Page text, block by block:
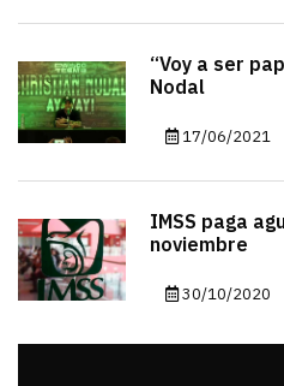
“Voy a ser
Nodal
17/06/2021
IMSS paga
noviembre
30/10/2020